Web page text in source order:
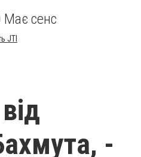
Має сенс
JTI
-